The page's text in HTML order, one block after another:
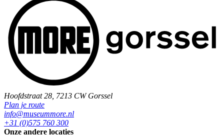
Hoofdstraat 28, 7213 CW Gorssel
Plan je route
info@museummore.nl
+31 (0)575 760 300
Onze andere locaties